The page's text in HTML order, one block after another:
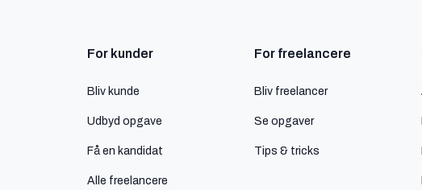
For kunder
Bliv kunde
Udbyd opgave
Få en kandidat
Alle freelancere
For freelancere
Bliv freelancer
Se opgaver
Tips & tricks